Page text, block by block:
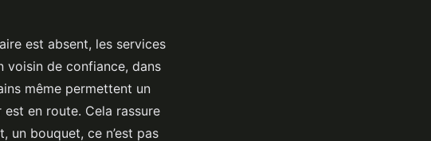
est absent, les services
voisin de confiance, dans
même permettent un
en route. Cela rassure
un bouquet, ce n’est pas